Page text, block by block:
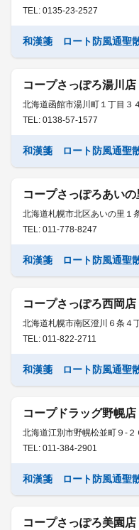
TEL: 0135-23-2527
和漢箋 ロート防風通聖
コープさっぽろ湯川店
北海道函館市湯川町１丁目３
TEL: 0138-57-1577
和漢箋 ロート防風通聖
コープさっぽろあいの
北海道札幌市北区あいの里１
TEL: 011-778-8247
和漢箋 ロート防風通聖
コープさっぽろ西岡店
北海道札幌市南区澄川６条４
TEL: 011-822-2711
和漢箋 ロート防風通聖
コープドラッグ野幌店
北海道江別市野幌松並町９-
TEL: 011-384-2901
和漢箋 ロート防風通聖
コープさっぽろ美園店